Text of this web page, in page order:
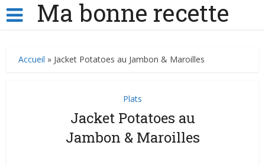
Ma bonne recette
Accueil » Jacket Potatoes au Jambon & Maroilles
Plats
Jacket Potatoes au
Jambon & Maroilles